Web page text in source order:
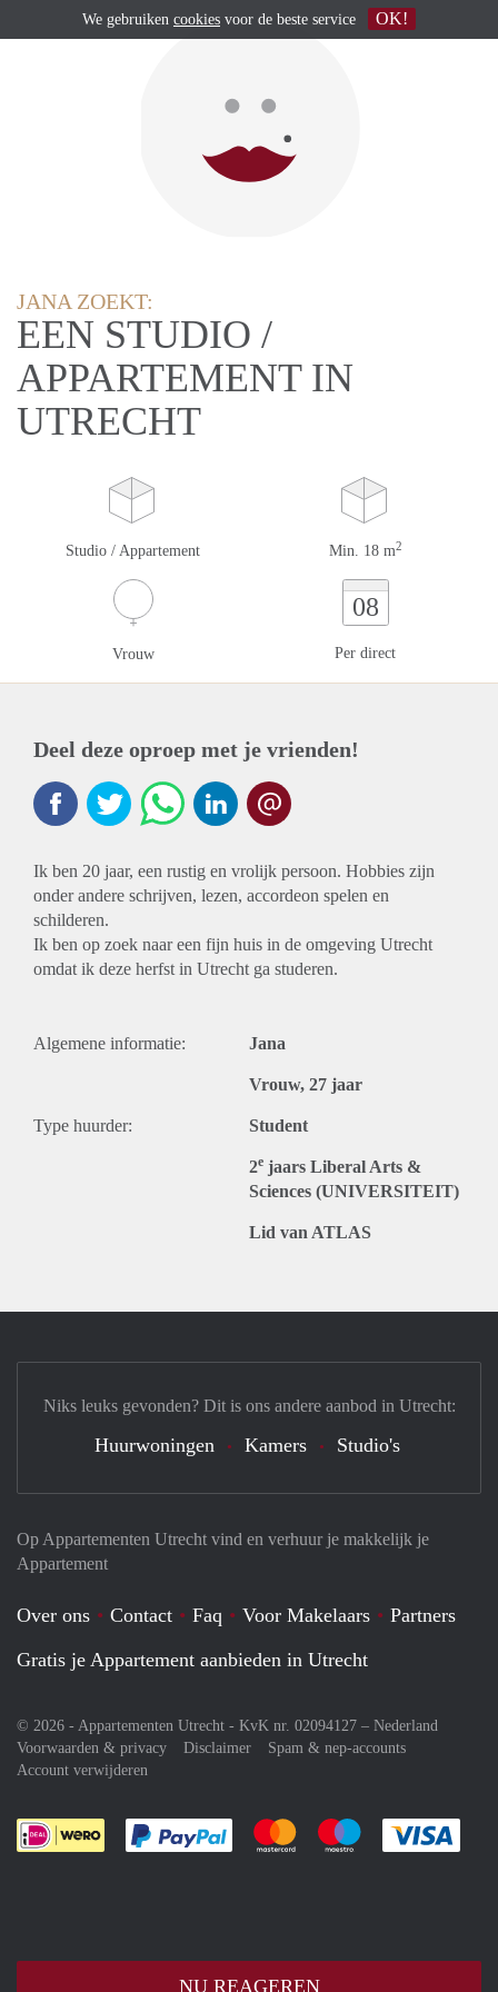
JANA ZOEKT:
EEN STUDIO /
APPARTEMENT IN
UTRECHT
Studio / Appartement Min. 18 m2
Vrouw
08
Per direct
Deel deze oproep met je vrienden!
Ik ben 20 jaar, een rustig en vrolijk persoon. Hobbies zijn
onder andere schrijven, lezen, accordeon spelen en
schilderen.
Ik ben op zoek naar een fijn huis in de omgeving Utrecht
omdat ik deze herfst in Utrecht ga studeren.
Algemene informatie: Jana
Vrouw, 27 jaar
Type huurder: Student
2e jaars Liberal Arts &
Sciences (UNIVERSITEIT)
Lid van ATLAS
NU REAGEREN
Op Appartementen Utrecht vind en verhuur je makkelijk je
Appartement
Over ons Contact Faq Voor Makelaars
Partners
Gratis je Appartement aanbieden in Utrecht
© 2026 - Appartementen Utrecht - KvK nr. 02094127 – Nederland
Voorwaarden & privacy
Disclaimer
Spam & nep-accounts
Account verwijderen
Je rekent gemakkelijk af met Paypal
Je rekent gemakkelijk af met
Je rekent
Niks leuks gevonden? Dit is ons andere aanbod in Utrecht:
Huurwoningen Kamers Studio's
We gebruiken cookies voor de beste service OK!